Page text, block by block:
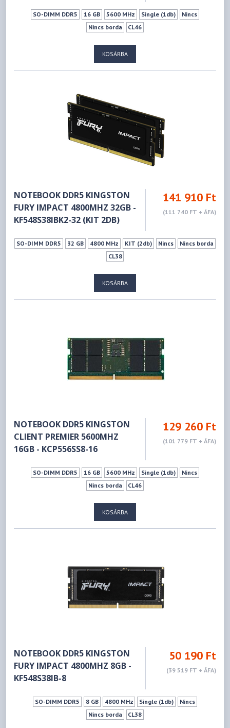
SO-DIMM DDR5 16 GB 5600 MHz Single (1db)
Nincs
Nincs borda
CL46
KOSÁRBA
NOTEBOOK DDR5 KINGSTON
FURY IMPACT 4800MHZ 32GB -
KF548S38IBK2-32 (KIT 2DB)
141 910 Ft
(111 740 FT + ÁFA)
SO-DIMM DDR5 32 GB 4800 MHz KIT (2db) Nincs
Nincs borda
CL38
KOSÁRBA
NOTEBOOK DDR5 KINGSTON
CLIENT PREMIER 5600MHZ
16GB - KCP556SS8-16
129 260 Ft
(101 779 FT + ÁFA)
SO-DIMM DDR5 16 GB 5600 MHz Single (1db)
Nincs
Nincs borda
CL46
KOSÁRBA
NOTEBOOK DDR5 KINGSTON
FURY IMPACT 4800MHZ 8GB -
KF548S38IB-8
50 190 Ft
(39 519 FT + ÁFA)
SO-DIMM DDR5 8 GB 4800 MHz Single (1db)
Nincs
Nincs borda
CL38